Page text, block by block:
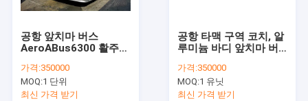
공항 앞치마 버스
AeroABus6300 활주로
디
가격:350000
MOQ:1 단위
최신 가격 받기
공항 타맥 구역 코치, 알
루미늄 바디 앞치마 버
가격:350000
MOQ:1 유닛
최신 가격 받기